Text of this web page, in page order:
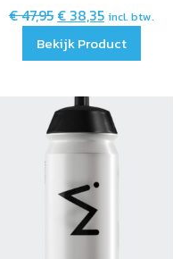
€47,95 € 38,35 incl. btw.
Bekijk Product